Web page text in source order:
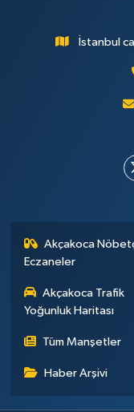
İstanbul
Akçakoca
Eczaneler
Akçakoca Trafik
Yoğunluk Haritası
Tüm Manşetler
Haber Arşivi